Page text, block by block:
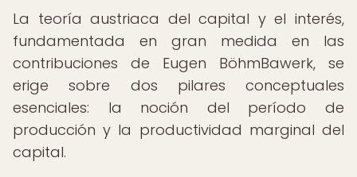
La teoría austriaca del capital y el interés,
fundamentada en gran medida en las
contribuciones de Eugen BöhmBawerk, se
erige sobre dos pilares conceptuales
esenciales: la noción del período de
producción y la productividad marginal del
capital.